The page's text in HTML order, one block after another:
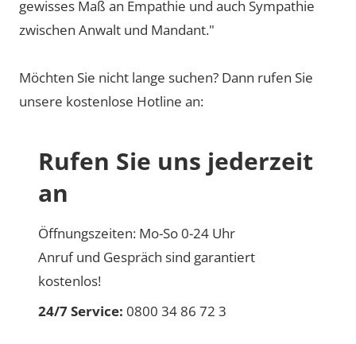
gewisses Maß an Empathie und auch Sympathie
zwischen Anwalt und Mandant."
Möchten Sie nicht lange suchen? Dann rufen Sie
unsere kostenlose Hotline an:
Rufen Sie uns jederzeit
an
Öffnungszeiten: Mo-So 0-24 Uhr
Anruf und Gespräch sind garantiert
kostenlos!
24/7 Service: 0800 34 86 72 3